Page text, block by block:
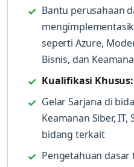
Bantu perusahaan
seperti Azure,
Bisnis, dan
Kualifikasi Khusus:
Gelar Sarjana di
Keamanan Siber,
bidang terkait
Pengetahuan